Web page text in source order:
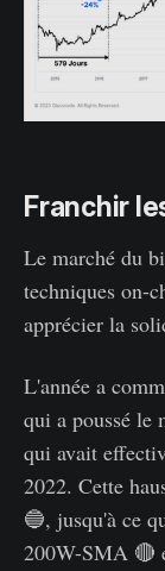
Franchir
Le marché du
techniques on-
apprécier la
L'année a
qui a poussé le
qui avait
2022. Cette
🔵, jusqu'à ce
200W-SMA 🔴